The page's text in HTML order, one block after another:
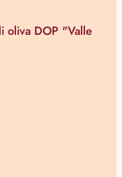
oliva DOP "Valle